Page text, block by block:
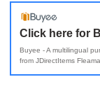
Click here for
Buyee - A multilingual
from JDirectItems